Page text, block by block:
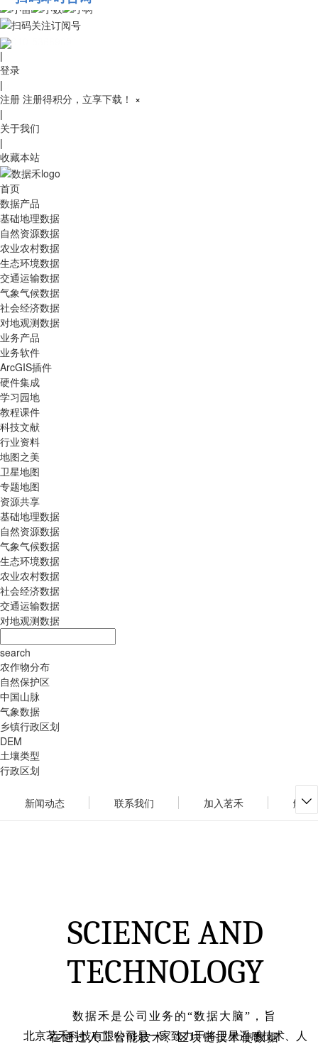
010-53689091
|
登录
|
注册 注册得积分，立享下载！ ×
|
关于我们
|
收藏本站
首页
数据产品
基础地理数据
自然资源数据
农业农村数据
生态环境数据
交通运输数据
气象气候数据
社会经济数据
对地观测数据
业务产品
业务软件
ArcGIS插件
硬件集成
学习园地
教程课件
科技文献
行业资料
地图之美
卫星地图
专题地图
资源共享
基础地理数据
自然资源数据
气象气候数据
生态环境数据
农业农村数据
社会经济数据
交通运输数据
对地观测数据
search
农作物分布
自然保护区
中国山脉
气象数据
乡镇行政区划
DEM
土壤类型
行政区划
新闻动态 联系我们 加入茗禾 解决

SCIENCE AND
TECHNOLOGY
数据禾是公司业务的“数据大脑”，旨
在通过人工智能技术、区块链技术使数据
北京茗禾科技有限公司是一家致力于将卫星遥感技术、人